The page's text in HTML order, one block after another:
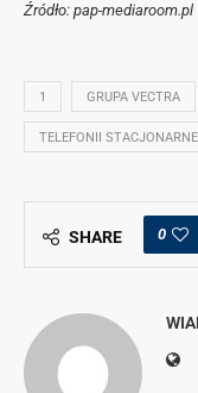
Źródło: pap-mediaroom.pl
1 GRUPA VECTRA
TELEFONII
SHARE 0